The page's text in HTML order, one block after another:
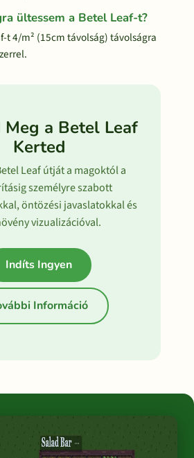
ültessem a Betel Leaf-t?
t 4/m² (15cm távolság) távolságra
Meg a Betel Leaf
Kerted
Leaf útját a magoktól a
személyre szabott
öntözési javaslatokkal és
vizualizációval.
Indíts Ingyen
Információ